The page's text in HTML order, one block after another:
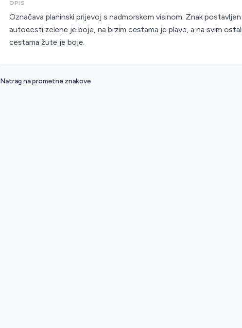
OPIS
Označava planinski prijevoj s nadmorskom visinom. Znak postavljen
autocesti zelene je boje, na brzim cestama je plave, a na svim
cestama žute je boje.
Natrag na prometne znakove